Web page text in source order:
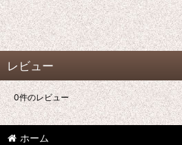
レビュー
0件のレビュー
ホーム